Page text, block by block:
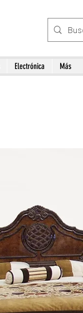
Electrónica Más